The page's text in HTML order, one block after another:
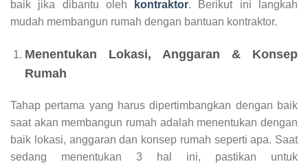
baik jika dibantu oleh
kontraktor. Berikut ini langkah
mudah membangun rumah dengan bantuan kontraktor.
Menentukan Lokasi, Anggaran & Konsep
Rumah
Tahap pertama yang harus dipertimbangkan dengan baik
saat akan membangun rumah adalah menentukan dengan
baik lokasi, anggaran dan konsep rumah seperti apa. Saat
sedang menentukan 3 hal ini, pastikan untuk